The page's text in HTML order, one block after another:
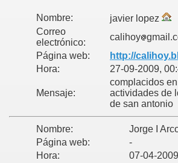
Nombre:
javier lopez
Correo
electrónico:
calihoy
Página web:
http://
Hora:
27-09-2009,
Mensaje:
complacidos
actividades de
de san antonio
Nombre:
Jorge I
Página web:
-
Hora:
07-04-